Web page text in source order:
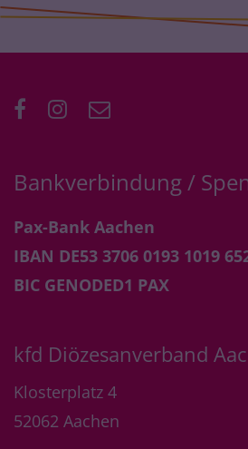
Bankverbindung /
Pax-Bank Aachen
IBAN DE53 3706 0193 1019
BIC GENODED1 PAX
kfd Diözesanverband
Klosterplatz 4
52062 Aachen